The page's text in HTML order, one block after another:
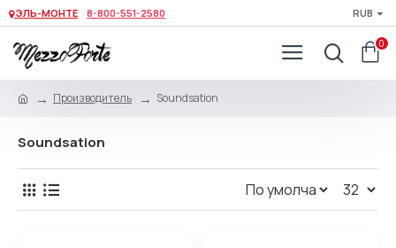
ЭЛЬ-МОНТЕ 8-800-551-2580 RUB
0
Производитель Soundsation
Soundsation